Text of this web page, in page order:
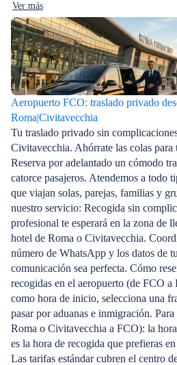
Ver más
Aeropuerto FCO: traslado privado
Roma|Civitavecchia
Tu traslado privado sin
Civitavecchia. Ahórrate las colas
Reserva por adelantado un cómodo
catorce pasajeros. Atendemos a todo
que viajan solas, parejas, familias y
nuestro servicio: Recogida sin
profesional te esperará en la zona de
hotel de Roma o Civitavecchia.
número de WhatsApp y los datos de
comunicación sea perfecta. Cómo
recogidas en el aeropuerto (de FCO
como hora de inicio, selecciona una
pasar por aduanas e inmigración.
Roma o Civitavecchia a FCO): la
es la hora de recogida que prefieras
Las tarifas estándar cubren el centro